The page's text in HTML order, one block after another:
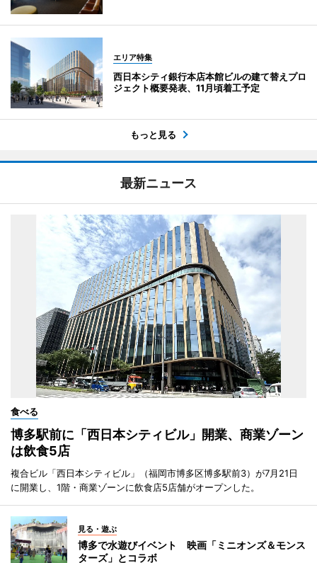
エリア特集
西日本シティ銀行本店本館ビルの建て替えプロ
ジェクト概要発表、11月頃着工予定
もっと見る
最新ニュース
食べる
博多駅前に「西日本シティビル」開業、商業ゾーン
は飲食5店
複合ビル「西日本シティビル」（福岡市博多区博多駅前3）が7月21日
に開業し、1階・商業ゾーンに飲食店5店舗がオープンした。
見る・遊ぶ
博多で水遊びイベント 映画「ミニオンズ＆モンス
ターズ」とコラボ